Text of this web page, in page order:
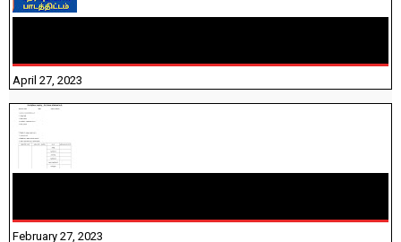
April 27, 2023
February 27, 2023